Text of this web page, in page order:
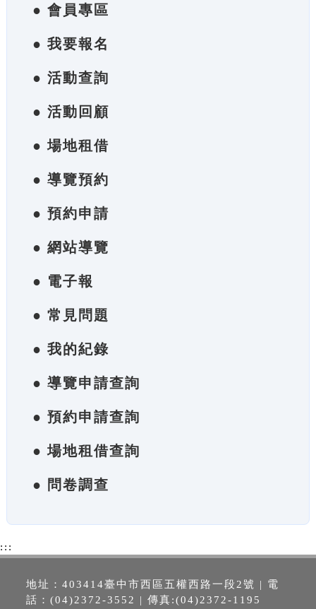
● 會員專區
● 我要報名
● 活動查詢
● 活動回顧
● 場地租借
● 導覽預約
● 預約申請
● 網站導覽
● 電子報
● 常見問題
● 我的紀錄
● 導覽申請查詢
● 預約申請查詢
● 場地租借查詢
● 問卷調查
:::
地址：403414臺中市西區五權西路一段2號 | 電
話：(04)2372-3552 | 傳真:(04)2372-1195